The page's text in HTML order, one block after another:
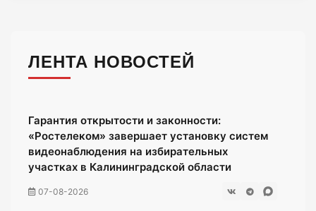
ЛЕНТА НОВОСТЕЙ
Гарантия открытости и законности:
«Ростелеком» завершает установку систем
видеонаблюдения на избирательных
участках в Калининградской области
07-08-2026